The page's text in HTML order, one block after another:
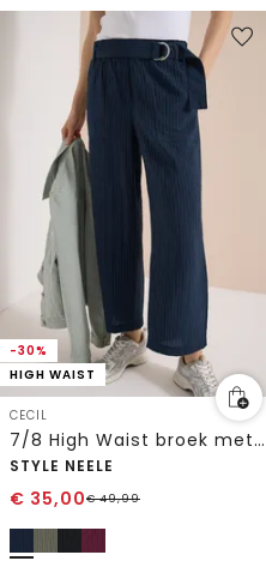
-30%
HIGH WAIST
CECIL
7/8 High Waist broek met wijde pijpen in Loose Fit
STYLE NEELE
€ 35,00€49,99